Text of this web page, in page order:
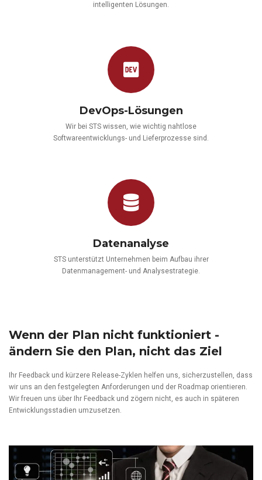
intelligenten Lösungen.
DevOps-Lösungen
Wir bei STS wissen, wie wichtig nahtlose
Softwareentwicklungs- und Lieferprozesse sind.
Datenanalyse
STS unterstützt Unternehmen beim Aufbau ihrer
Datenmanagement- und Analysestrategie.
Wenn der Plan nicht funktioniert -
ändern Sie den Plan, nicht das Ziel
Ihr Feedback und kürzere Release-Zyklen helfen uns, sicherzustellen, dass
wir uns an den festgelegten Anforderungen und der Roadmap orientieren.
Wir freuen uns über Ihr Feedback und zögern nicht, es auch in späteren
Entwicklungsstadien umzusetzen.